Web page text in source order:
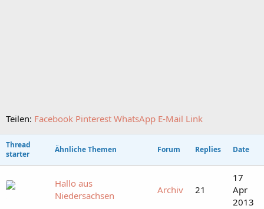
Teilen: Facebook Pinterest WhatsApp E-Mail Link
Thread
starter
Ähnliche Themen Forum Replies Date
Hallo aus
Niedersachsen
Archiv 21
17
Apr
2013